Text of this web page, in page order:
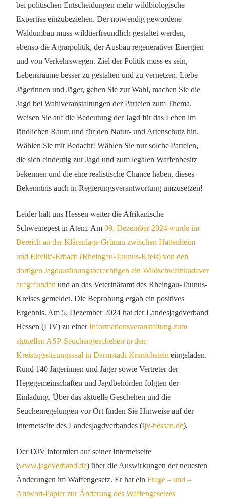
bei politischen Entscheidungen mehr wildbiologische
Expertise einzubeziehen. Der notwendig gewordene
Waldumbau muss wildtierfreundlich gestaltet werden,
ebenso die Agrarpolitik, der Ausbau regenerativer Energien
und von Verkehrswegen. Ziel der Politik muss es sein,
Lebensräume besser zu gestalten und zu vernetzen. Liebe
Jägerinnen und Jäger, gehen Sie zur Wahl, machen Sie die
Jagd bei Wahlveranstaltungen der Parteien zum Thema.
Weisen Sie auf die Bedeutung der Jagd für das Leben im
ländlichen Raum und für den Natur- und Artenschutz hin.
Wählen Sie mit Bedacht! Wählen Sie nur solche Parteien,
die sich eindeutig zur Jagd und zum legalen Waffenbesitz
bekennen und die eine realistische Chance haben, dieses
Bekenntnis auch in Regierungsverantwortung umzusetzen!
Leider hält uns Hessen weiter die Afrikanische
Schweinepest in Atem. Am 09. Dezember 2024 wurde im
Bereich an der Kläranlage Grünau zwischen Hattenheim
und Eltville-Erbach (Rheingau-Taunus-Kreis) von den
dortigen Jagdausübungsberechtigen ein Wildschweinkadaver
aufgefunden und an das Veterinäramt des Rheingau-Taunus-
Kreises gemeldet. Die Beprobung ergab ein positives
Ergebnis. Am 5. Dezember 2024 hat der Landesjagdverband
Hessen (LJV) zu einerInformationsveranstaltung zum
aktuellen ASP-Seuchengeschehen in den
Kreistagssitzungssaal in Darmstadt-Kranichstein eingeladen.
Rund 140 Jägerinnen und Jäger sowie Vertreter der
Hegegemeinschaften und Jagdbehörden folgten der
Einladung. Über das aktuelle Geschehen und die
Seuchenregelungen vor Ort finden Sie Hinweise auf der
Internetseite des Landesjagdverbandes (ljv-hessen.de).
Der DJV informiert auf seiner Internetseite
(www.jagdverband.de) über die Auswirkungen der neuesten
Änderungen im Waffengesetz. Er hat ein Frage – und –
Antwort-Papier zur Änderung des Waffengesetzes